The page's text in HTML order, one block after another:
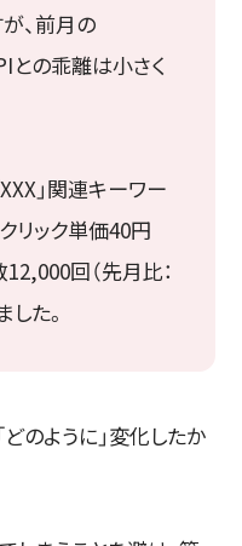
、前月の
との乖離は小さく
」関連キーワー
リック単価40円
12,000回（先月比：
た。
どのように」変化したか